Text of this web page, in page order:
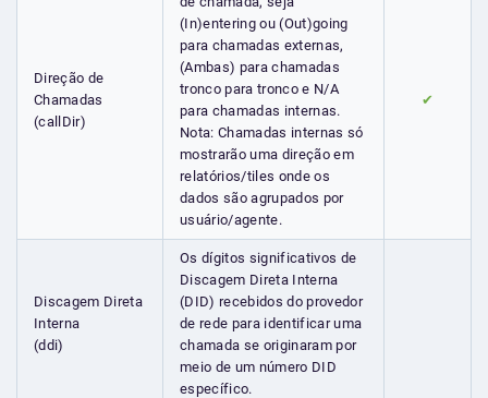
Direção de
Chamadas
(callDir)
(In)entering ou (Out)going
para chamadas externas,
(Ambas) para chamadas
tronco para tronco e N/A
para chamadas internas.
Nota: Chamadas internas só
mostrarão uma direção em
relatórios/tiles onde os
dados são agrupados por
usuário/agente.
✔
Discagem Direta
Interna
(ddi)
Os dígitos significativos de
Discagem Direta Interna
(DID) recebidos do provedor
de rede para identificar uma
chamada se originaram por
meio de um número DID
específico.